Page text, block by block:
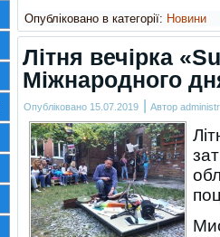
Опубліковано в категорії: Новини
Літня вечірка
Міжнародного
Опубліковано 15.07.2019 | Автор